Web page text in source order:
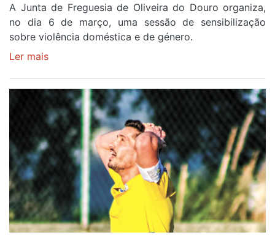
A Junta de Freguesia de Oliveira do Douro organiza,
no dia 6 de março, uma sessão de sensibilização
sobre violência doméstica e de género.
Ler mais
SENSIBILIZAÇÃO
EM
OLIVEIRA
DO
DOURO